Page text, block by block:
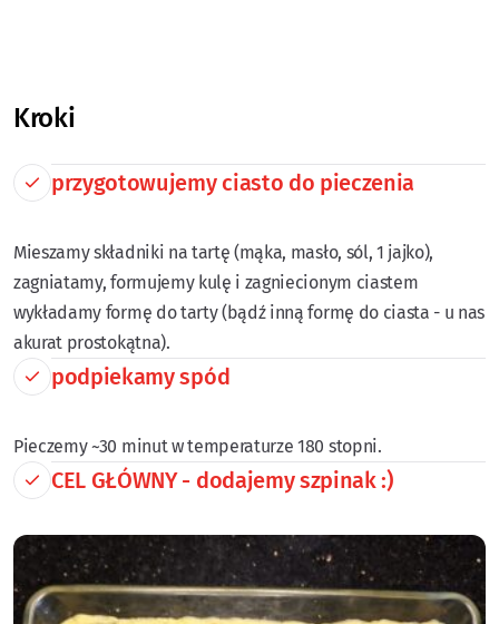
Kroki
przygotowujemy ciasto do pieczenia
Mieszamy składniki na tartę (mąka, masło, sól, 1 jajko),
zagniatamy, formujemy kulę i zagniecionym ciastem
wykładamy formę do tarty (bądź inną formę do ciasta - u nas
akurat prostokątna).
podpiekamy spód
Pieczemy ~30 minut w temperaturze 180 stopni.
CEL GŁÓWNY - dodajemy szpinak :)